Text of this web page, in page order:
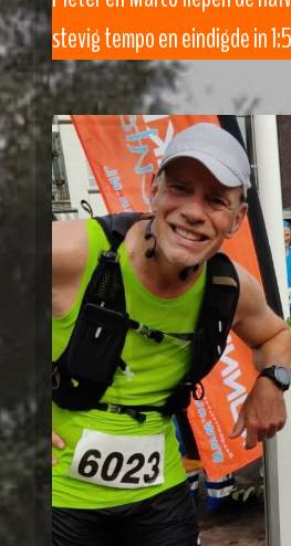
stevig tempo en eindigde in